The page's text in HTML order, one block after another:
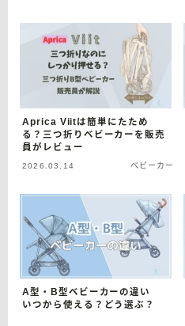
Aprica Viitは簡単にたため
る？三つ折りベビーカーを販売
員がレビュー
2026.03.14 ベビーカー
A型・B型ベビーカーの違い
いつから使える？どう選ぶ？